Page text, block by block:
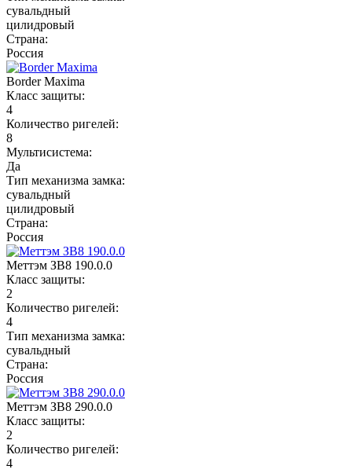
сувальдный
цилидровый
Страна:
Россия
Border Maxima
Класс защиты:
4
Количество ригелей:
8
Мультисистема:
Да
Тип механизма замка:
сувальдный
цилидровый
Страна:
Россия
Меттэм ЗВ8 190.0.0
Класс защиты:
2
Количество ригелей:
4
Тип механизма замка:
сувальдный
Страна:
Россия
Меттэм ЗВ8 290.0.0
Класс защиты:
2
Количество ригелей:
4